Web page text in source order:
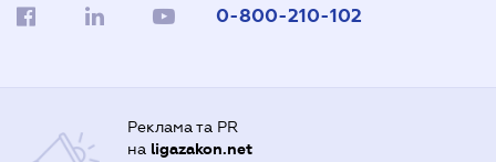
0-800-210-102
Реклама та PR
на ligazakon.net